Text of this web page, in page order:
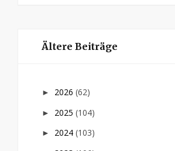
Ältere Beiträge
► 2026 (62)
► 2025 (104)
► 2024 (103)